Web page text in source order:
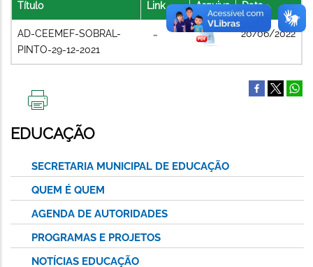
Título Link Arquivo Data
AD-CEEMEF-SOBRAL-
PINTO-29-12-2021
20/06/2022
ESTA
PÁGINA
EDUCAÇÃO
SECRETARIA MUNICIPAL DE EDUCAÇÃO
QUEM É QUEM
AGENDA DE AUTORIDADES
PROGRAMAS E PROJETOS
NOTÍCIAS EDUCAÇÃO